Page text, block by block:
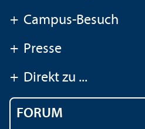
+ Campus-Besuch
+ Presse
+ Direkt zu ...
FORUM